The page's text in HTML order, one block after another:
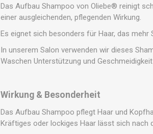
Das Aufbau Shampoo von Oliebe® reinigt
einer ausgleichenden, pflegenden Wirkung.
Es eignet sich besonders für Haar, das
In unserem Salon verwenden wir dieses
Waschen Unterstützung und
Wirkung & Besonderheit
Das Aufbau Shampoo pflegt Haar und
Kräftiges oder lockiges Haar lässt sich nach